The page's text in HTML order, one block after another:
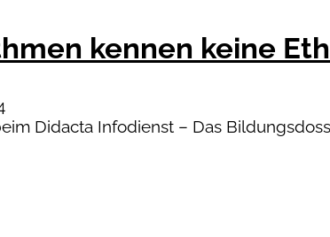
kennen keine
Didacta Infodienst – Das